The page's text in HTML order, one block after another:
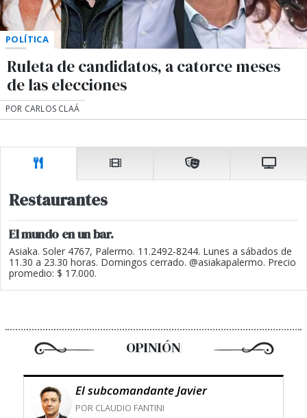
POLÍTICA
Ruleta de candidatos, a catorce meses
de las elecciones
POR CARLOS CLAÁ
Restaurantes
El mundo en un bar.
Asiaka. Soler 4767, Palermo. 11.2492-8244. Lunes a sábados de
11.30 a 23.30 horas. Domingos cerrado. @asiakapalermo. Precio
promedio: $ 17.000.
OPINIÓN
El subcomandante Javier
POR CLAUDIO FANTINI